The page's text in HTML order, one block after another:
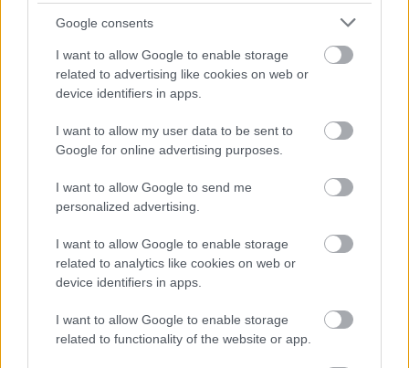
Google consents
I want to allow Google to enable storage
related to advertising like cookies on web or
device identifiers in apps.
I want to allow my user data to be sent to
Google for online advertising purposes.
I want to allow Google to send me
personalized advertising.
I want to allow Google to enable storage
related to analytics like cookies on web or
device identifiers in apps.
I want to allow Google to enable storage
related to functionality of the website or app.
och Stina Nilsson. Hon växte dessutom upp i
Malung och tog sina första stavtag på de spår
som i dag utgör delar av tävlingsbanan. Med
inträdet i Ski Classics Challengers från och med
2026 tar Skinnarloppet ett nytt steg i sin långa
historia. Det stärker loppets ställning både
ännu fler elitåkare väljer Malung som del i sin
säsongsplanering. Traditionen består – men